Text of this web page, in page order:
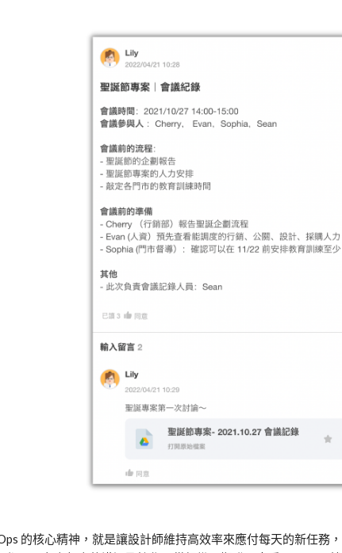
的核心精神，就是讓設計師維持高效率來應付每天的新任務